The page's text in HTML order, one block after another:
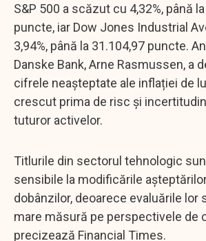
S&P 500 a scăzut cu 4,32%, până
puncte, iar Dow Jones Industrial
3,94%, până la 31.104,97 puncte.
Danske Bank, Arne Rasmussen, a
cifrele neașteptate ale inflației de
crescut prima de risc și
tuturor activelor.
Titlurile din sectorul tehnologic
sensibile la modificările
dobânzilor, deoarece evaluările lor
mare măsură pe perspectivele de
precizează Financial Times.